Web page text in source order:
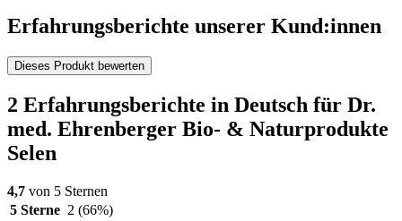
Erfahrungsberichte unserer Kund:innen
Dieses Produkt bewerten
2 Erfahrungsberichte in Deutsch für Dr.
med. Ehrenberger Bio- & Naturprodukte
Selen
4,7 von 5 Sternen
5 Sterne 2 (66%)